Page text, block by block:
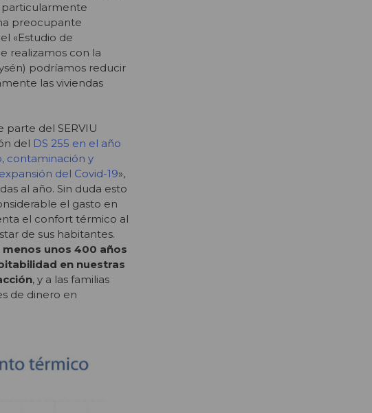
particularmente
preocupante
«Estudio de
realizamos con la
podríamos reducir
las viviendas
del SERVIU
del DS 255 en el año
contaminación y
del Covid-19»,
al año. Sin duda esto
el gasto en
el confort térmico al
de sus habitantes.
unos 400 años
en nuestras
, y a las familias
de dinero en